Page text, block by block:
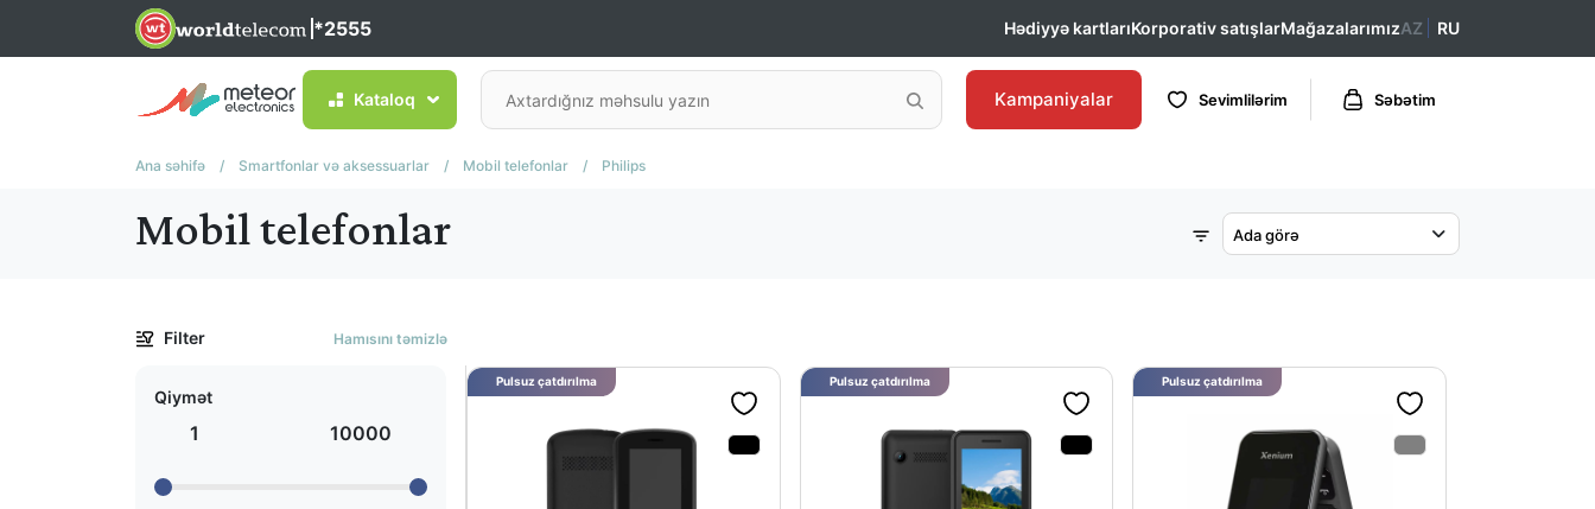
*2555 Hədiyyə kartlarıKorporativ satışlarMağazalarımızAZ RU
Kataloq Kampaniyalar Sevimlilərim Səbətim
Ana səhifə / Smartfonlar və aksessuarlar / Mobil telefonlar / Philips
Mobil telefonlar Ada görə
Filter Hamısını təmizlə
Qiymət
1 10000
Pulsuz çatdırılma Pulsuz çatdırılma Pulsuz çatdırılma